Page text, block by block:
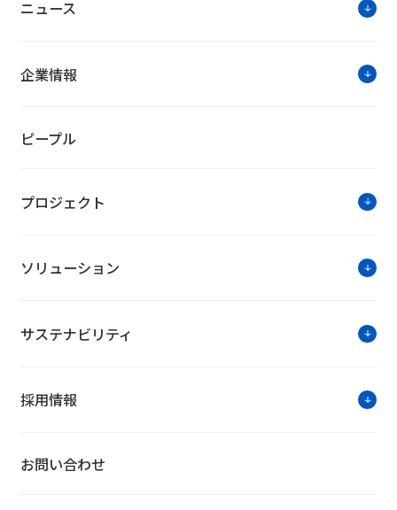
ニュース
企業情報
ピープル
プロジェクト
ソリューション
サステナビリティ
採用情報
お問い合わせ